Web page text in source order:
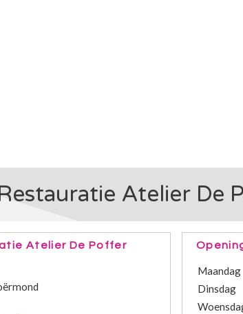
Atelier De
Atelier De Poffer
Maandag
Dinsdag